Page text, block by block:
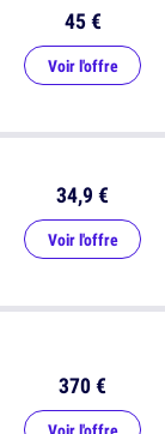
34,9 €
Voir l'offre
45 €
Voir l'offre
370 €